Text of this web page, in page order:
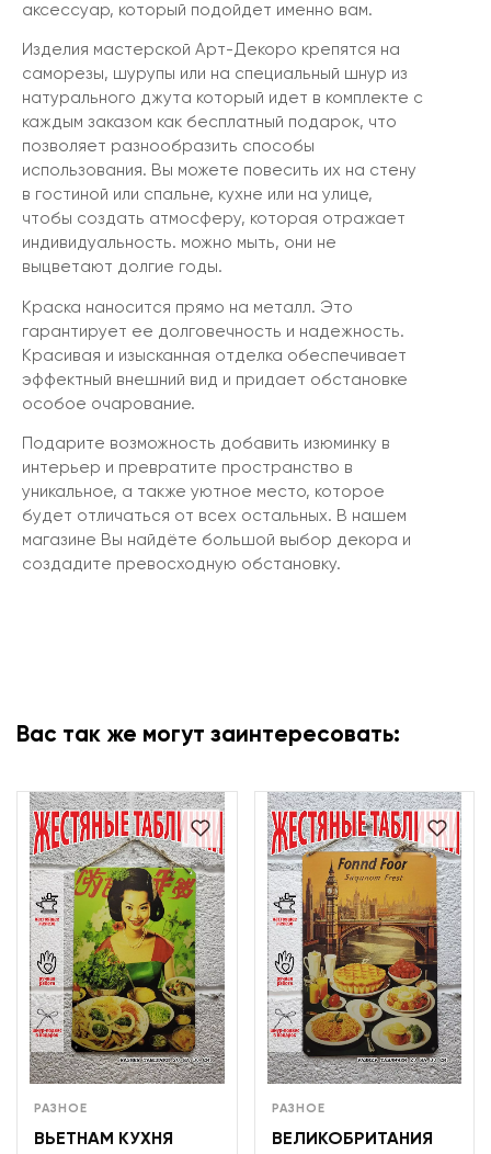
аксессуар, который подойдет именно вам.
Изделия мастерской Арт-Декоро крепятся на
саморезы, шурупы или на специальный шнур из
натурального джута который идет в комплекте с
каждым заказом как бесплатный подарок, что
позволяет разнообразить способы
использования. Вы можете повесить их на стену
в гостиной или спальне, кухне или на улице,
чтобы создать атмосферу, которая отражает
индивидуальность. можно мыть, они не
выцветают долгие годы.
Краска наносится прямо на металл. Это
гарантирует ее долговечность и надежность.
Красивая и изысканная отделка обеспечивает
эффектный внешний вид и придает обстановке
особое очарование.
Подарите возможность добавить изюминку в
интерьер и превратите пространство в
уникальное, а также уютное место, которое
будет отличаться от всех остальных. В нашем
магазине Вы найдёте большой выбор декора и
создадите превосходную обстановку.
Вас так же могут заинтересовать:
РАЗНОЕ
ВЬЕТНАМ КУХНЯ
РАЗНОЕ
ВЕЛИКОБРИТАНИЯ